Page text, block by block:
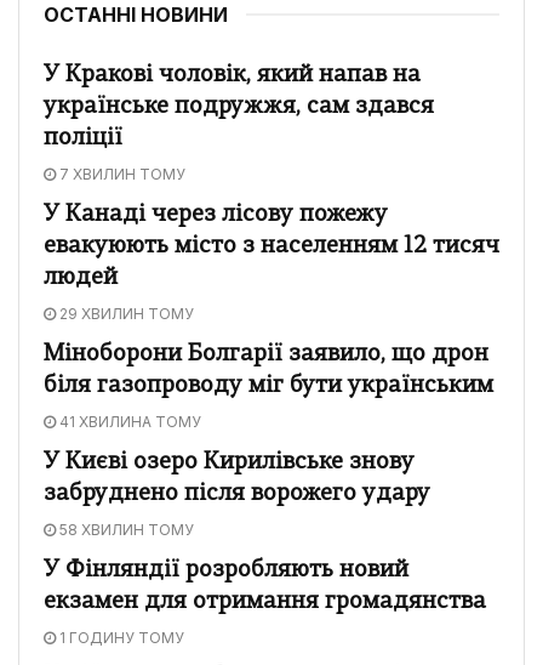
ОСТАННІ НОВИНИ
У Кракові чоловік, який напав на
українське подружжя, сам здався
поліції
7 ХВИЛИН ТОМУ
У Канаді через лісову пожежу
евакуюють місто з населенням 12 тисяч
людей
29 ХВИЛИН ТОМУ
Міноборони Болгарії заявило, що дрон
біля газопроводу міг бути українським
41 ХВИЛИНА ТОМУ
У Києві озеро Кирилівське знову
забруднено після ворожего удару
58 ХВИЛИН ТОМУ
У Фінляндії розробляють новий
екзамен для отримання громадянства
1 ГОДИНУ ТОМУ